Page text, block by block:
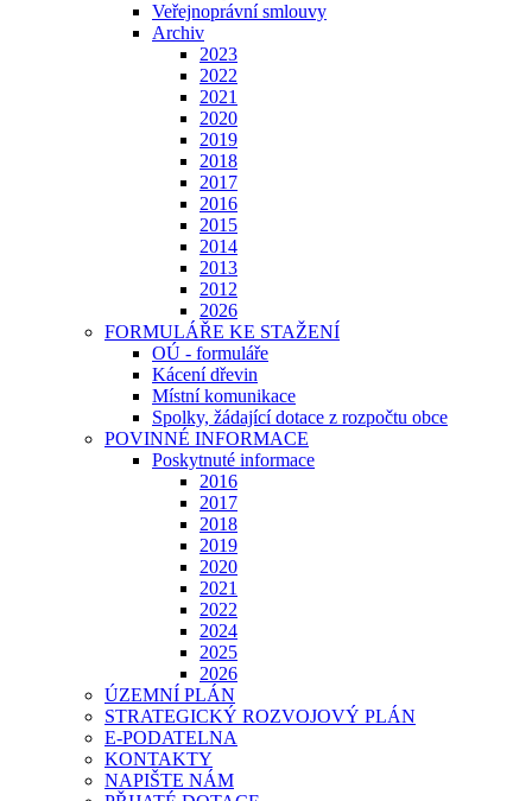
Veřejnoprávní smlouvy
Archiv
2023
2022
2021
2020
2019
2018
2017
2016
2015
2014
2013
2012
2026
FORMULÁŘE KE STAŽENÍ
OÚ - formuláře
Kácení dřevin
Místní komunikace
Spolky, žádající dotace z rozpočtu obce
POVINNÉ INFORMACE
Poskytnuté informace
2016
2017
2018
2019
2020
2021
2022
2024
2025
2026
ÚZEMNÍ PLÁN
STRATEGICKÝ ROZVOJOVÝ PLÁN
E-PODATELNA
KONTAKTY
NAPIŠTE NÁM